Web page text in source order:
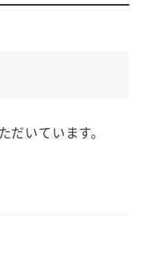
いています。